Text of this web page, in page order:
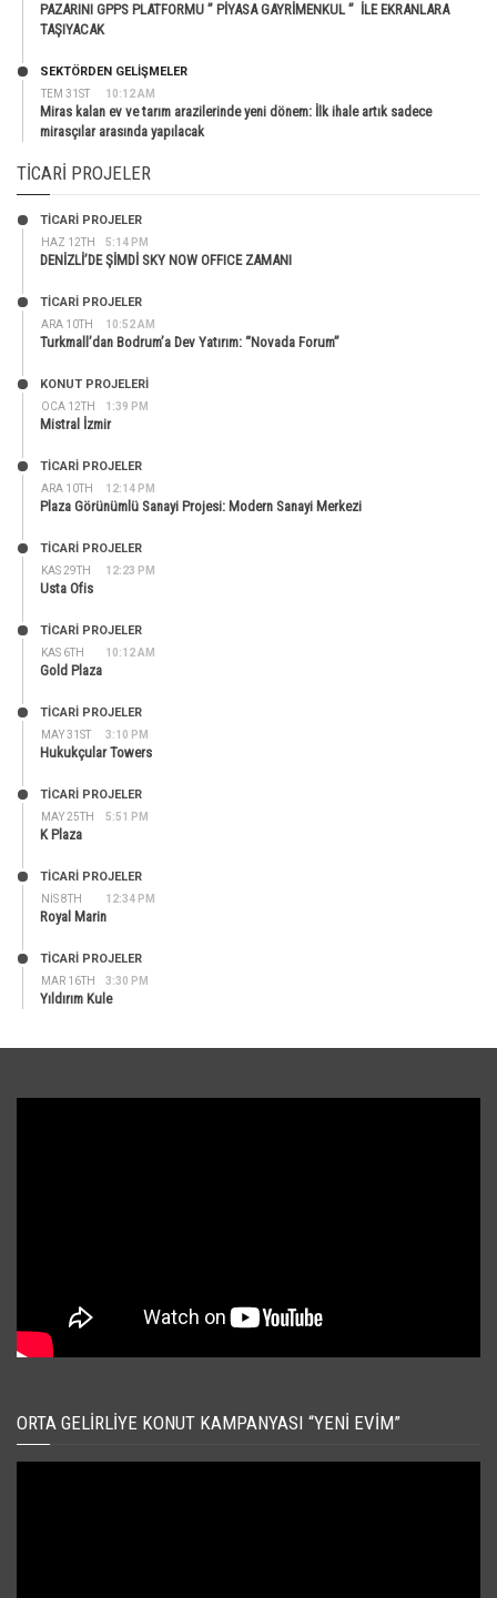
PAZARINI GPPS PLATFORMU ” PİYASA GAYRİMENKUL ” İLE EKRANLARA
TAŞIYACAK
TEM 31ST 10:12 AM
SEKTÖRDEN GELIŞMELER
Miras kalan ev ve tarım arazilerinde yeni dönem: İlk ihale artık sadece
mirasçılar arasında yapılacak
TICARI PROJELER
HAZ 12TH 5:14 PM
TİCARİ PROJELER
DENİZLİ’DE ŞİMDİ SKY NOW OFFICE ZAMANI
ARA 10TH 10:52 AM
TİCARİ PROJELER
Turkmall’dan Bodrum’a Dev Yatırım: “Novada Forum”
OCA 12TH 1:39 PM
KONUT PROJELERI
Mistral İzmir
ARA 10TH 12:14 PM
TİCARİ PROJELER
Plaza Görünümlü Sanayi Projesi: Modern Sanayi Merkezi
KAS 29TH 12:23 PM
TİCARİ PROJELER
Usta Ofis
KAS 6TH 10:12 AM
TİCARİ PROJELER
Gold Plaza
MAY 31ST 3:10 PM
TİCARİ PROJELER
Hukukçular Towers
MAY 25TH 5:51 PM
TİCARİ PROJELER
K Plaza
NIS 8TH 12:34 PM
TİCARİ PROJELER
Royal Marin
MAR 16TH 3:30 PM
TİCARİ PROJELER
Yıldırım Kule
ORTA GELIRLIYE KONUT KAMPANYASI “YENI EVIM”